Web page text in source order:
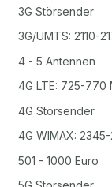
3G Störsender
3G/UMTS: 2110-
4 - 5 Antennen
4G LTE: 725-
4G Störsender
4G WIMAX:
501 - 1000 Euro